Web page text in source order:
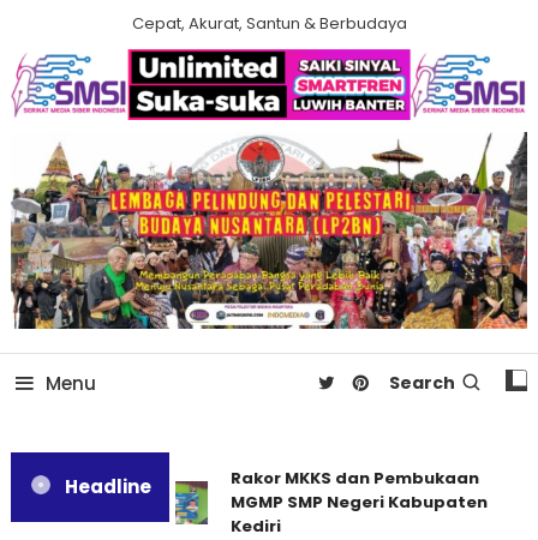
Cepat, Akurat, Santun & Berbudaya
Menu Search
Headline
Rakor MKKS dan Pembukaan
MGMP SMP Negeri Kabupaten
Kediri